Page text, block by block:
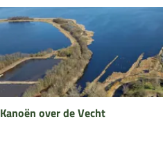
o
r
B
i
j
eKanoën over de Vecht